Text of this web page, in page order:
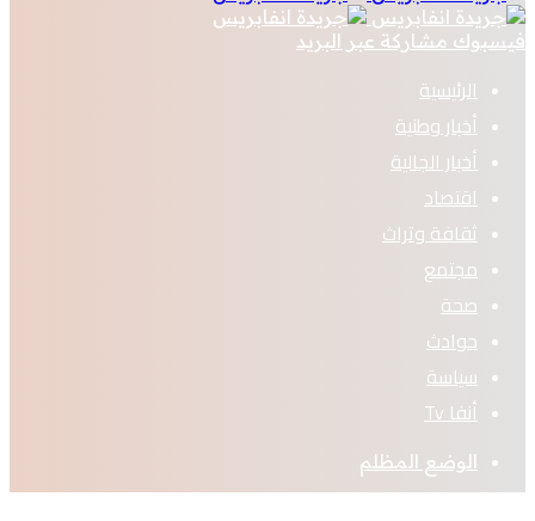
فيسبوك مشاركة عبر البريد
الرئيسية
أخبار وطنية
أخبار الجالية
اقتصاد
ثقافة وتراث
مجتمع
صحة
حوادث
سياسة
أنفا Tv
الوضع المظلم